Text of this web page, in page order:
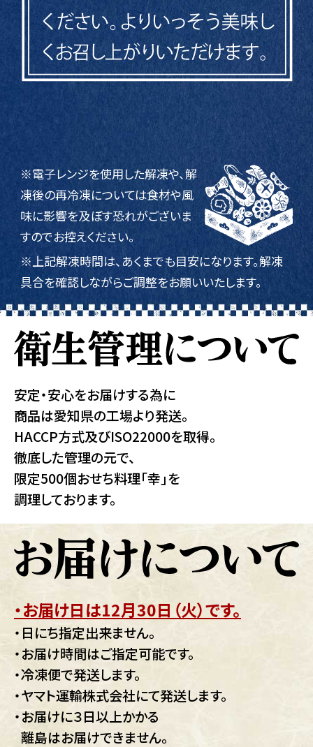
※電子レンジを使用した解凍や、解
凍後の再冷凍については食材や風
味に影響を及ぼす恐れがございま
すのでお控えください。
※上記解凍時間は、あくまでも目安になります。解凍
具合を確認しながらご調整をお願いいたします。
安定・安心をお届けする為に
商品は愛知県の工場より発送。
HACCP方式及びISO22000を取得。
徹底した管理の元で、
限定500個おせち料理「幸」を
調理しております。
・お届け日は12月30日（火）です。
・日にち指定出来ません。
・お届け時間はご指定可能です。
・冷凍便で発送します。
・ヤマト運輸株式会社にて発送します。
・お届けに３日以上かかる
離島はお届けできません。